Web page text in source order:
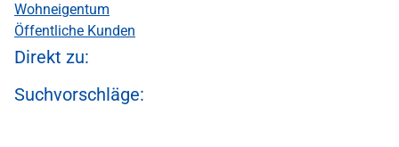
Wohneigentum
Öffentliche Kunden
Direkt zu:
Suchvorschläge: